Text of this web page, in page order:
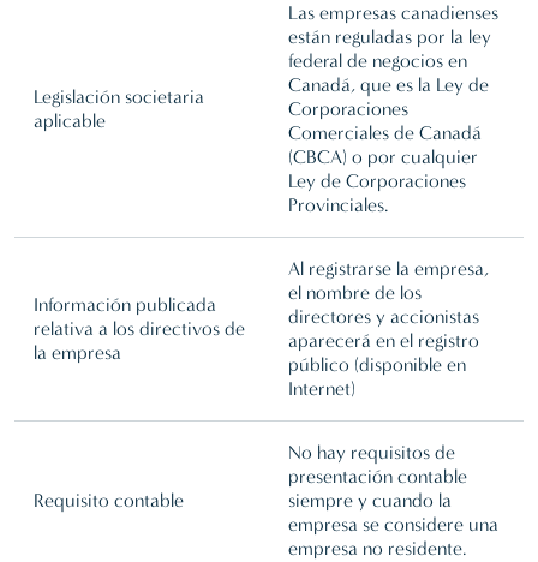
Legislación societaria
aplicable
Las empresas canadienses
están reguladas por la ley
federal de negocios en
Canadá, que es la Ley de
Corporaciones
Comerciales de Canadá
(CBCA) o por cualquier
Ley de Corporaciones
Provinciales.
Información publicada
relativa a los directivos de
la empresa
Al registrarse la empresa,
el nombre de los
directores y accionistas
aparecerá en el registro
público (disponible en
Internet)
Requisito contable
No hay requisitos de
presentación contable
siempre y cuando la
empresa se considere una
empresa no residente.